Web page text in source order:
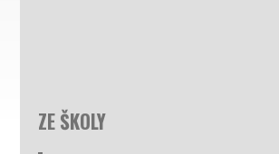
ZE ŠKOLY